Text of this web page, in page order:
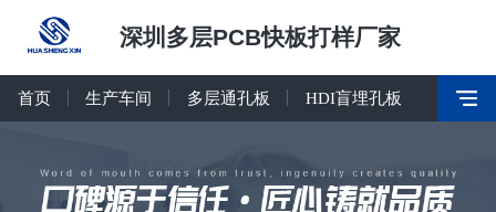
深圳多层PCB快板打样厂家
首页 生产车间 多层通孔板 HDI盲埋孔板